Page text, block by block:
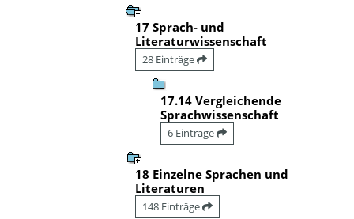
17 Sprach- und
Literaturwissenschaft
28 Einträge
17.14 Vergleichende
Sprachwissenschaft
6 Einträge
18 Einzelne Sprachen und
Literaturen
148 Einträge